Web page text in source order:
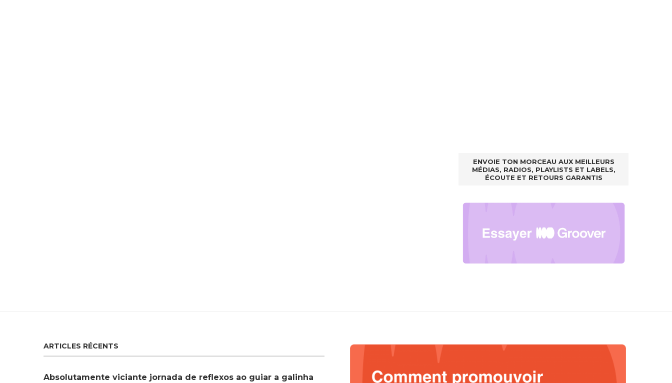
ENVOIE TON MORCEAU AUX MEILLEURS
MÉDIAS, RADIOS, PLAYLISTS ET LABELS,
ÉCOUTE ET RETOURS GARANTIS
ARTICLES RÉCENTS
Absolutamente viciante jornada de reflexos ao guiar a galinha